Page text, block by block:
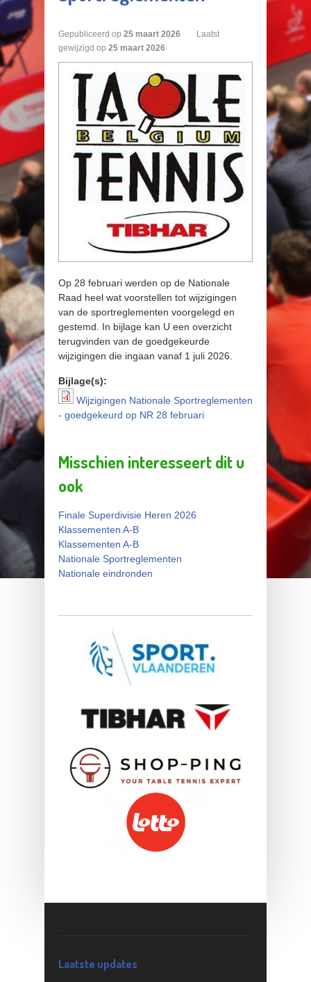
Gepubliceerd op 25 maart 2026
Laatst
gewijzigd op 25 maart 2026
Op 28 februari werden op de Nationale
Raad heel wat voorstellen tot wijzigingen
van de sportreglementen voorgelegd en
gestemd. In bijlage kan U een overzicht
terugvinden van de goedgekeurde
wijzigingen die ingaan vanaf 1 juli 2026.
Bijlage(s):
Wijzigingen Nationale
goedgekeurd op NR 28
februari
Wijzigingen Nationale Sportreglementen
- goedgekeurd op NR 28 februari
Misschien interesseert dit u
ook
Finale Superdivisie Heren 2026
Klassementen A-B
Klassementen A-B
Nationale Sportreglementen
Nationale eindronden
Laatste updates